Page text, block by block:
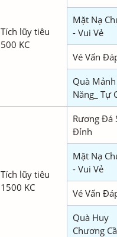
Tích lũy tiêu
500 KC
Mặt Nạ
- Vui Vẻ
Vé Vấn
Quà
Năng_ Tự
Tích lũy tiêu
1500 KC
Rương Đá
Đỉnh
Mặt Nạ
- Vui Vẻ
Vé Vấn
Quà Huy
Chương